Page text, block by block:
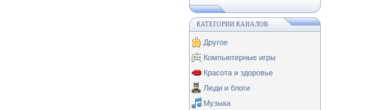
КАТЕГОРИИ КАНАЛОВ
Другое
Компьютерные игры
Красота и здоровье
Люди и блоги
Музыка